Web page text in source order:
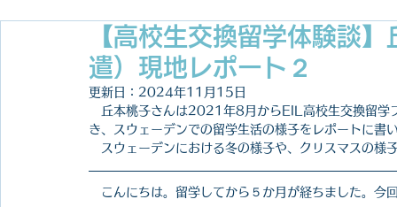
インターンシップ ニュース EILアーカイブ
【高校生交換留学体験談
遣）現地レポート２
更新日： 2024年11月15日
丘本桃子さんは2021年8月からEIL高校生交換留学
き、
スウェーデンでの留学生活の様子をレポートに書
スウェーデンにおける冬の様子や、クリスマスの様
こんにちは。留学してから５か月が経ちました。今